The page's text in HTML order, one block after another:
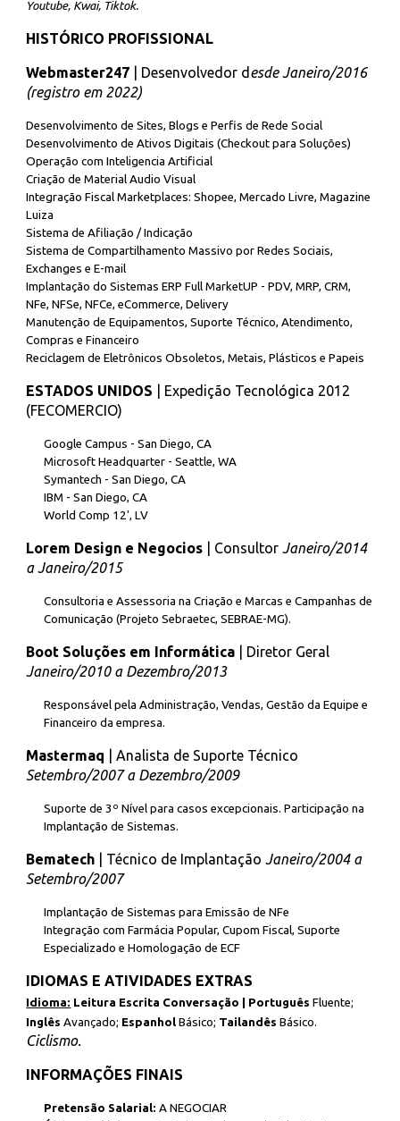
Youtube, Kwai, Tiktok.
HISTÓRICO PROFISSIONAL
Webmaster247 | Desenvolvedor d esde Janeiro/2016
(registro em 2022)
Desenvolvimento de Sites, Blogs e Perfis de Rede Social
Desenvolvimento de Ativos Digitais (Checkout para Soluções)
Operação com Inteligencia Artificial
Criação de Material Audio Visual
Integração Fiscal Marketplaces: Shopee, Mercado Livre, Magazine
Luiza
Sistema de Afiliação / Indicação
Sistema de Compartilhamento Massivo por Redes Sociais,
Exchanges e E-mail
Implantação do Sistemas ERP Full MarketUP -PDV, MRP, CRM,
NFe, NFSe, NFCe, eCommerce, Delivery
Manutenção de Equipamentos, Suporte Técnico, Atendimento,
Compras e Financeiro
Reciclagem de Eletrônicos Obsoletos, Metais, Plásticos e Papeis
ESTADOS UNIDOS | Expedição Tecnológica 2012
(FECOMERCIO)
Google Campus - San Diego, CA
Microsoft Headquarter - Seattle, WA
Symantech - San Diego, CA
IBM - San Diego, CA
World Comp 12', LV
Lorem Design e Negocios | ConsultorJaneiro/2014
a Janeiro/2015
Consultoria e Assessoria na Criação e Marcas e Campanhas de
Comunicação (Projeto Sebraetec, SEBRAE-MG).
Boot Soluções em Informática | Diretor Geral
Janeiro/2010 a Dezembro/2013
Responsável pela Administração, Vendas, Gestão da Equipe e
Financeiro da empresa.
Mastermaq | Analista de Suporte Técnico
Setembro/2007 a Dezembro/2009
Suporte de 3º Nível para casos excepcionais. Participação na
Implantação de Sistemas.
Bematech | Técnico de ImplantaçãoJaneiro/2004 a
Setembro/2007
Implantação de Sistemas para Emissão de NFe
Integração com Farmácia Popular, Cupom Fiscal, Suporte
Especializado e Homologação de ECF
IDIOMAS E ATIVIDADES EXTRAS
Idioma: Leitura Escrita Conversação | Português Fluente;
Inglês Avançado; Espanhol Básico; Tailandês Básico.
Ciclismo.
INFORMAÇÕES FINAIS
Pretensão Salarial: A NEGOCIAR